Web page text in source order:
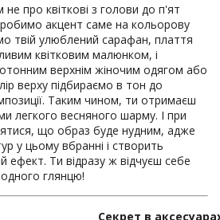
не про квіткові з голови до п'ят
акцент саме на кольорову
твій улюблений сарафан, плаття
квітковим малюнком, і
верхнім жіночим одягом або
верху підбираємо в тон до
Таким чином, ти отримаєш
легкого весняного шарму. І при
що образ буде нудним, адже
у цьому вбранні і створить
ефект. Ти відразу ж відчуєш себе
глянцю!
Секрет в